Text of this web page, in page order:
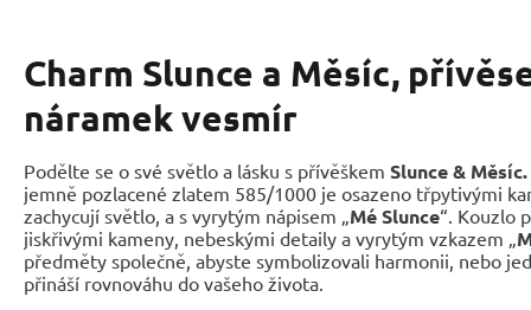
Charm Slunce a Měsíc,
náramek vesmír
Podělte se o své světlo a lásku s přívěškem Slunce & Měsíc.
jemně pozlacené zlatem 585/1000 je osazeno třpytivými
zachycují světlo, a s vyrytým nápisem „ Mé Slunce“. Kouzlo
jiskřivými kameny, nebeskými detaily a vyrytým vzkazem „
předměty společně, abyste symbolizovali harmonii, nebo
přináší rovnováhu do vašeho života.